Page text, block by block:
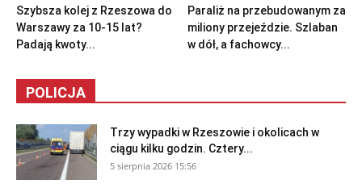
Szybsza kolej z Rzeszowa do
Warszawy za 10-15 lat?
Padają kwoty...
Paraliż na przebudowanym za
miliony przejeździe. Szlaban
w dół, a fachowcy...
POLICJA
Trzy wypadki w Rzeszowie i okolicach w
ciągu kilku godzin. Cztery...
5 sierpnia 2026 15:56